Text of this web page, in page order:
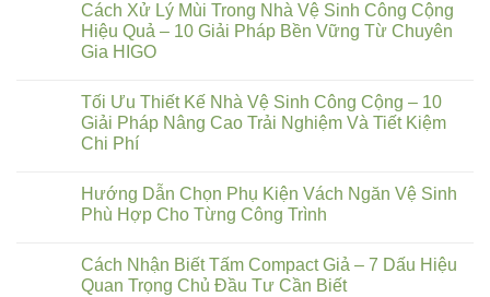
Cách Xử Lý Mùi Trong Nhà Vệ Sinh Công Cộng
Hiệu Quả – 10 Giải Pháp Bền Vững Từ Chuyên
Gia HIGO
Tối Ưu Thiết Kế Nhà Vệ Sinh Công Cộng – 10
Giải Pháp Nâng Cao Trải Nghiệm Và Tiết Kiệm
Chi Phí
Hướng Dẫn Chọn Phụ Kiện Vách Ngăn Vệ Sinh
Phù Hợp Cho Từng Công Trình
Cách Nhận Biết Tấm Compact Giả – 7 Dấu Hiệu
Quan Trọng Chủ Đầu Tư Cần Biết